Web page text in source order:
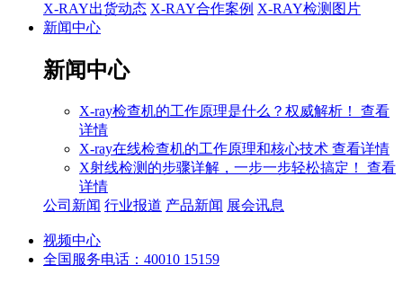
X-RAY出货动态 X-RAY合作案例 X-RAY检测图片
新闻中心
新闻中心
X-ray检查机的工作原理是什么？权威解析！ 查看
详情
X-ray在线检查机的工作原理和核心技术 查看详情
X射线检测的步骤详解，一步一步轻松搞定！ 查看
详情
公司新闻 行业报道 产品新闻 展会讯息
视频中心
全国服务电话：40010 15159